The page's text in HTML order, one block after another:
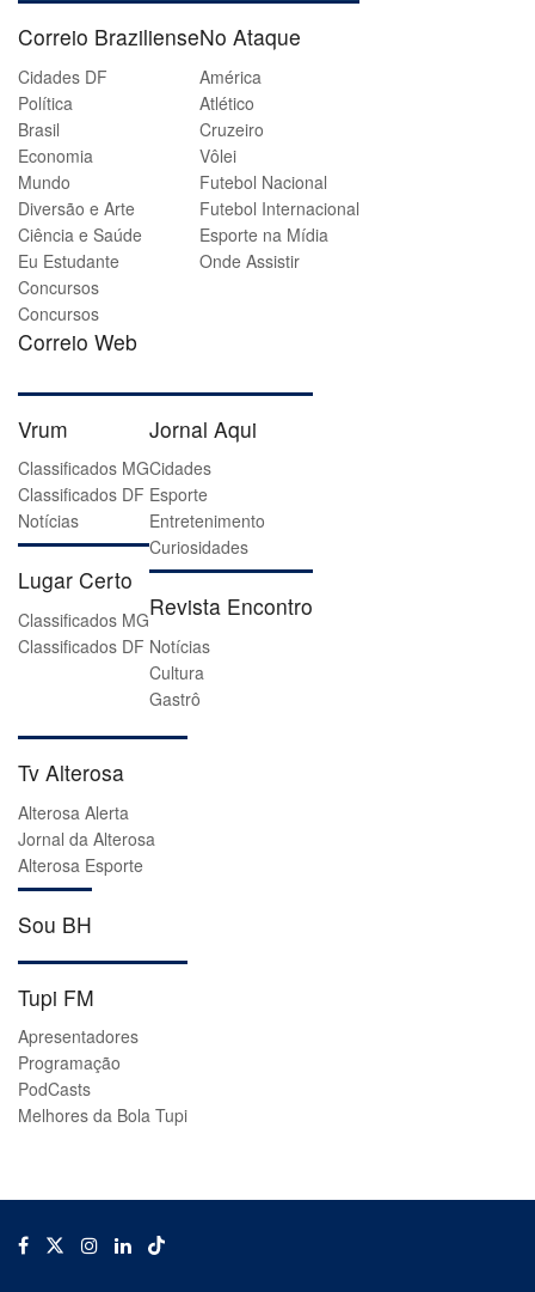
Correio Braziliense
Cidades DF
Política
Brasil
Economia
Mundo
Diversão e Arte
Ciência e Saúde
Eu Estudante
Concursos
Concursos
Correio Web
No Ataque
América
Atlético
Cruzeiro
Vôlei
Futebol Nacional
Futebol Internacional
Esporte na Mídia
Onde Assistir
Vrum
Classificados MG
Classificados DF
Notícias
Lugar Certo
Classificados MG
Classificados DF
Jornal Aqui
Cidades
Esporte
Entretenimento
Curiosidades
Revista Encontro
Notícias
Cultura
Gastrô
Tv Alterosa
Alterosa Alerta
Jornal da Alterosa
Alterosa Esporte
Sou BH
Tupi FM
Apresentadores
Programação
PodCasts
Melhores da Bola Tupi